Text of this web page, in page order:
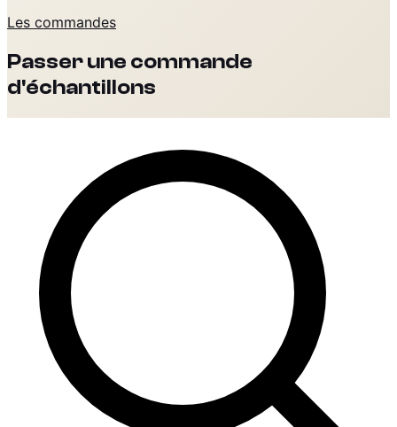
Les commandes
Passer une commande
d'échantillons